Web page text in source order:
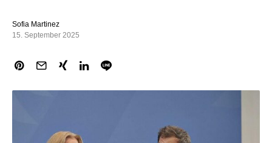
Sofia Martinez
15. September 2025